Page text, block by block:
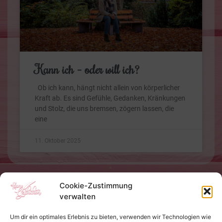
Cookie-Zustimmung
verwalten
Um dir ein optimales Erlebnis zu bieten, verwenden wir Technologien wie
Kann ich – oder will ich?
Ob ich kann, hängt nicht allein von körperlicher
Kraft ab. Es sind Gefühle, Gedanken, Kränkungen
und Stolz, die uns bremsen, zögern lassen, die
eine
11. Oktober 2025